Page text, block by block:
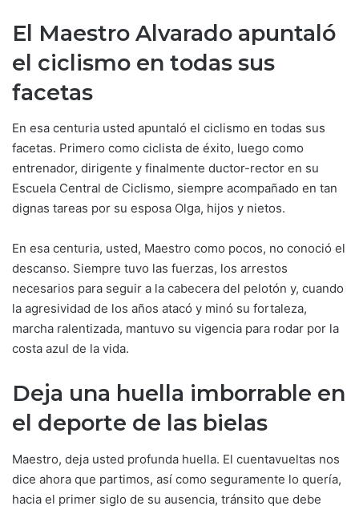
El Maestro Alvarado apuntaló
el ciclismo en todas sus
facetas
En esa centuria usted apuntaló el ciclismo en todas sus
facetas. Primero como ciclista de éxito, luego como
entrenador, dirigente y finalmente ductor-rector en su
Escuela Central de Ciclismo, siempre acompañado en tan
dignas tareas por su esposa Olga, hijos y nietos.
En esa centuria, usted, Maestro como pocos, no conoció el
descanso. Siempre tuvo las fuerzas, los arrestos
necesarios para seguir a la cabecera del pelotón y, cuando
la agresividad de los años atacó y minó su fortaleza,
marcha ralentizada, mantuvo su vigencia para rodar por la
costa azul de la vida.
Deja una huella imborrable en
el deporte de las bielas
Maestro, deja usted profunda huella. El cuentavueltas nos
dice ahora que partimos, así como seguramente lo quería,
hacia el primer siglo de su ausencia, tránsito que debe